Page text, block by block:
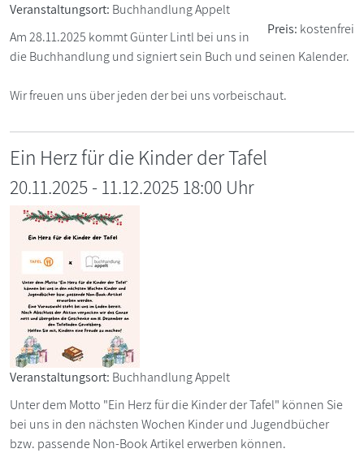
Veranstaltungsort: Buchhandlung Appelt
Preis: kostenfrei
Am 28.11.2025 kommt Günter Lintl bei uns in
die Buchhandlung und signiert sein Buch und seinen Kalender.
Wir freuen uns über jeden der bei uns vorbeischaut.
Ein Herz für die Kinder der Tafel
20.11.2025-11.12.2025 18:00 Uhr
Veranstaltungsort: Buchhandlung Appelt
Unter dem Motto "Ein Herz für die Kinder der Tafel" können Sie
bei uns in den nächsten Wochen Kinder und Jugendbücher
bzw. passende Non-Book Artikel erwerben können.